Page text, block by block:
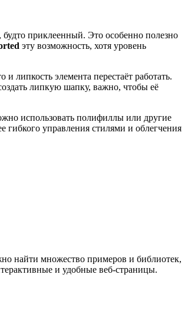
будто приклеенный. Это особенно полезно
эту возможность, хотя уровень
липкость элемента перестаёт работать.
липкую шапку, важно, чтобы её
использовать полифиллы или другие
гибкого управления стилями и облегчения
найти множество примеров и библиотек,
и удобные веб-страницы.